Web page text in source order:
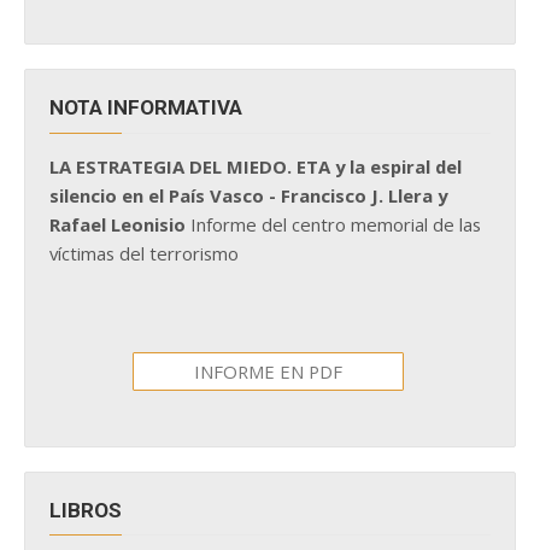
NOTA INFORMATIVA
LA ESTRATEGIA DEL MIEDO. ETA y la espiral del
silencio en el País Vasco - Francisco J. Llera y
Rafael Leonisio Informe del centro memorial de las
víctimas del terrorismo
INFORME EN PDF
LIBROS